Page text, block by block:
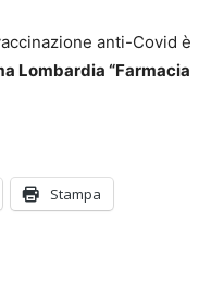
anti-Covid è
Lombardia “Farmacia
Stampa